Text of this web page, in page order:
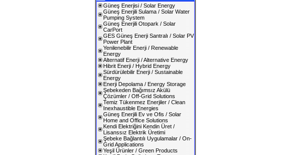
Güneş Enerjisi / Solar Energy
Güneş Enerjili Sulama / Solar Water
Pumping System
Güneş Enerjili Otopark / Solar
CarPort
GES Güneş Enerji Santralı / Solar PV
Power Plant
Yenilenebilir Enerji / Renewable
Energy
Alternatif Enerji / Alternative Energy
Hibrit Enerji / Hybrid Energy
Sürdürülebilir Enerji / Sustainable
Energy
Enerji Depolama / Energy Storage
Şebekeden Bağımsız Akülü
Çözümler / Off-Grid Solutions
Temiz Tükenmez Enerjiler / Clean
Inexhaustible Energies
Güneş Enerjili Ev ve Ofis / Solar
Home and Office Solutions
Kendi Elektriğini Kendin Üret /
Lisanssız Elektrik Üretimi
Şebeke Bağlantılı Uygulamalar / On-
Grid Applications
Yeşil Ürünler / Green Products